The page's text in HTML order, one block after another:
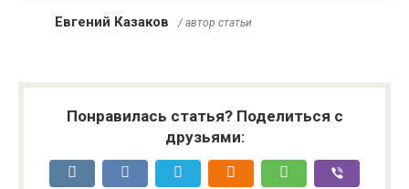
Евгений Казаков / автор статьи
Понравилась статья? Поделиться с
друзьями: